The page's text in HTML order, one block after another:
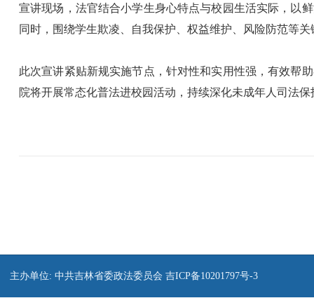
宣讲现场，法官结合小学生身心特点与校园生活实际，以
同时，围绕学生欺凌、自我保护、权益维护、风险防范等
此次宣讲紧贴新规实施节点，针对性和实用性强，有效帮
院将开展常态化普法进校园活动，持续深化未成年人司法
主办单位: 中共吉林省委政法委员会 吉ICP备10201797号-3